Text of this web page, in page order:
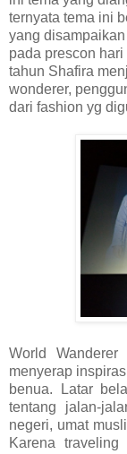
ternyata tema ini
yang
pada prescon
tahun Shafira
wonderer,
dari fashion yg
World
menyerap
benua. Latar
tentang jalan-
negeri, umat
Karena